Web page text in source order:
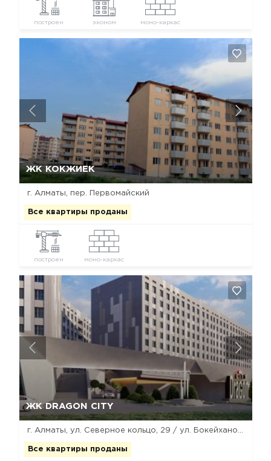
построен эконом моно-каркас
ЖК КОКЖИЕК
г. Алматы, пер. Первомайский
Все квартиры проданы
построен моно-каркас
Да, удалить
ЖК DRAGON CITY
г. Алматы, ул. Северное кольцо, 29 / ул. Бокейханова
Все квартиры проданы
Да, удалить Отмена